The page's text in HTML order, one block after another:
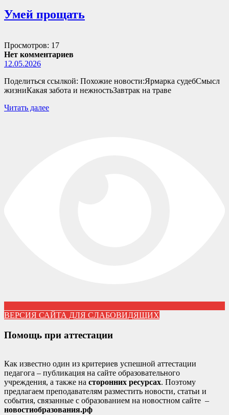
Умей прощать
Просмотров: 17
Нет комментариев
12.05.2026
Поделиться ссылкой: Похожие новости:Ярмарка судебСмысл
жизниКакая забота и нежностьЗавтрак на траве
Читать далее
ВЕРСИЯ САЙТА ДЛЯ СЛАБОВИДЯЩИХ
Помощь при аттестации
Как известно один из критериев успешной аттестации
педагога – публикация на сайте образовательного
учреждения, а также на сторонних ресурсах. Поэтому
предлагаем преподавателям разместить новости, статьи и
события, связанные с образованием на новостном сайте –
новостиобразования.рф